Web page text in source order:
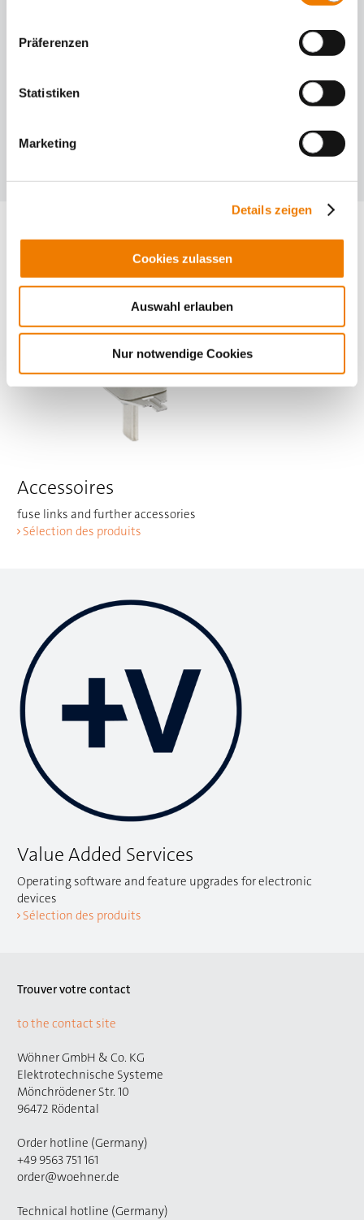
Präferenzen
Statistiken
Marketing
Details zeigen
Cookies zulassen
Auswahl erlauben
Nur notwendige Cookies
Produits pour plaque de montage ou rail DIN
Accessoires
fuse links and further accessories
Sélection des produits
Value Added Services
Operating software and feature upgrades for electronic
devices
Sélection des produits
Trouver votre contact
to the contact site
Wöhner GmbH & Co. KG
Elektrotechnische Systeme
Mönchrödener Str. 10
96472 Rödental
Order hotline (Germany)
+49 9563 751 161
order@woehner.de
Technical hotline (Germany)